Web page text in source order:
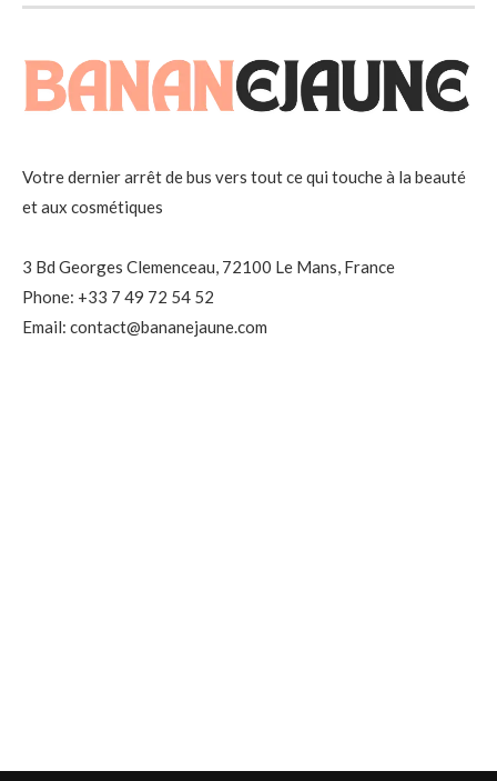
Votre dernier arrêt de bus vers tout ce qui touche à la beauté
et aux cosmétiques
3 Bd Georges Clemenceau, 72100 Le Mans, France
Phone: +33 7 49 72 54 52
Email: contact@bananejaune.com